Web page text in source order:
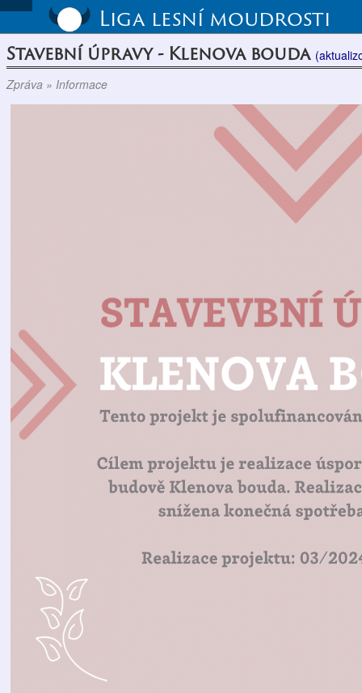
Liga lesní moudrosti
Stavební úpravy - Klenova bouda
Zpráva » Informace